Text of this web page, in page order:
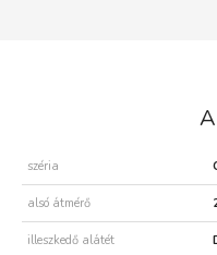
széria
alsó átmérő
illeszkedő alátét